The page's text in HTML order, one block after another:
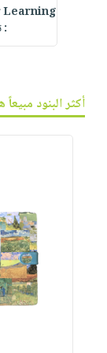
Learning
:
أكثر البنود